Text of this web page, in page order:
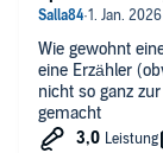
Wie gewohnt
eine Erzähler
nicht so ganz
gemacht